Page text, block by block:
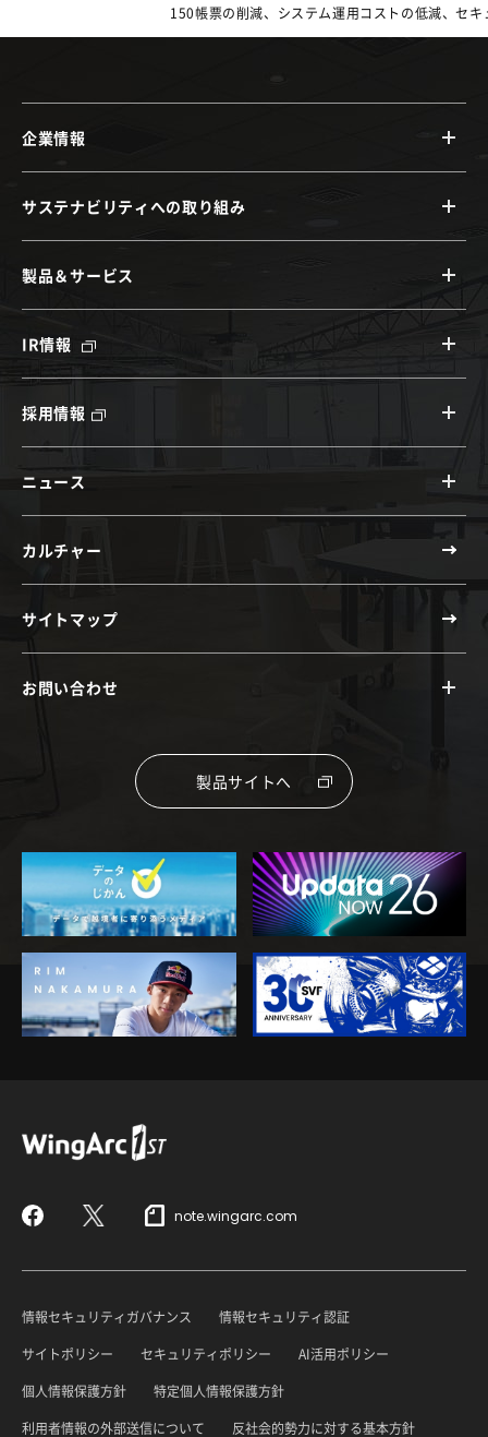
150帳票の削減、システム運用コストの低減、セ
企業情報
サステナビリティへの取り組み
製品＆サービス
IR情報
採用情報
ニュース
カルチャー
サイトマップ
お問い合わせ
製品サイトへ
FacebookX note.wingarc.com
情報セキュリティガバナンス
情報セキュリティ認証
サイトポリシー
セキュリティポリシー
AI活用ポリシー
個人情報保護方針
特定個人情報保護方針
利用者情報の外部送信について
反社会的勢力に対する基本方針